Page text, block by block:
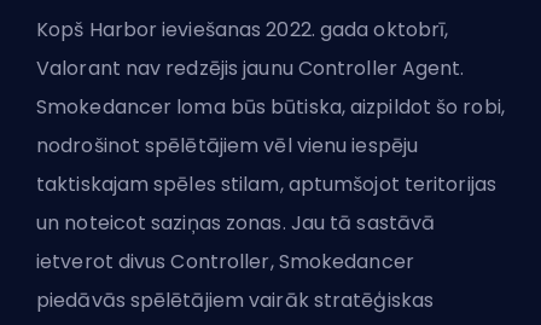
Kopš Harbor ieviešanas 2022. gada oktobrī,
Valorant nav redzējis jaunu Controller Agent.
Smokedancer loma būs būtiska, aizpildot šo robi,
nodrošinot spēlētājiem vēl vienu iespēju
taktiskajam spēles stilam, aptumšojot teritorijas
un noteicot saziņas zonas. Jau tā sastāvā
ietverot divus Controller, Smokedancer
piedāvās spēlētājiem vairāk stratēģiskas